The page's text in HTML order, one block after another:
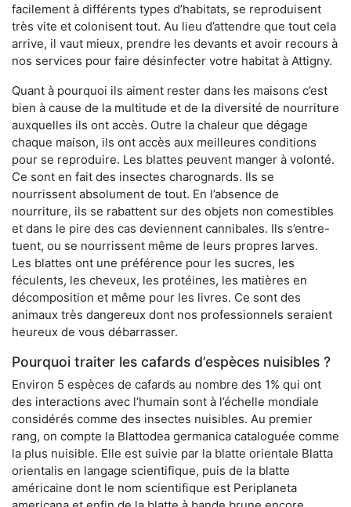
facilement à différents types d’habitats, se reproduisent
très vite et colonisent tout. Au lieu d’attendre que tout cela
arrive, il vaut mieux, prendre les devants et avoir recours à
nos services pour faire désinfecter votre habitat à Attigny.
Quant à pourquoi ils aiment rester dans les maisons c’est
bien à cause de la multitude et de la diversité de nourriture
auxquelles ils ont accès. Outre la chaleur que dégage
chaque maison, ils ont accès aux meilleures conditions
pour se reproduire. Les blattes peuvent manger à volonté.
Ce sont en fait des insectes charognards. Ils se
nourrissent absolument de tout. En l’absence de
nourriture, ils se rabattent sur des objets non comestibles
et dans le pire des cas deviennent cannibales. Ils s’entre-
tuent, ou se nourrissent même de leurs propres larves.
Les blattes ont une préférence pour les sucres, les
féculents, les cheveux, les protéines, les matières en
décomposition et même pour les livres. Ce sont des
animaux très dangereux dont nos professionnels seraient
heureux de vous débarrasser.
Pourquoi traiter les cafards d’espèces nuisibles ?
Environ 5 espèces de cafards au nombre des 1% qui ont
des interactions avec l’humain sont à l’échelle mondiale
considérés comme des insectes nuisibles. Au premier
rang, on compte la Blattodea germanica cataloguée comme
la plus nuisible. Elle est suivie par la blatte orientale Blatta
orientalis en langage scientifique, puis de la blatte
américaine dont le nom scientifique est Periplaneta